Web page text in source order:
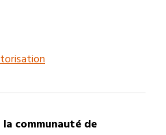
communauté de